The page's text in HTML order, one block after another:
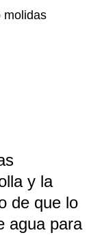
molidas
y la
de que lo
agua para